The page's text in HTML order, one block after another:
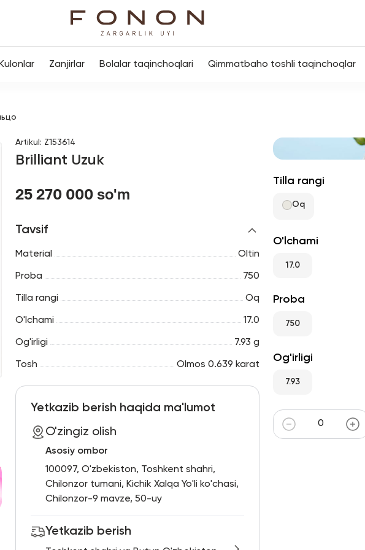
Kulonlar Zanjirlar Bolalar taqinchoqlari Qimmatbaho toshli taqinchoqlar
Artikul : Z153614
Brilliant Uzuk
25 270 000 so'm
Tavsif
Material Oltin
Proba 750
Tilla rangi Oq
O'lchami 17.0
Og'irligi 7.93 g
Tosh Olmos 0.639 karat
Yetkazib berish haqida ma'lumot
O'zingiz olish
Asosiy ombor
100097, O'zbekiston, Toshkent shahri,
Chilonzor tumani, Kichik Xalqa Yo'li ko'chasi,
Chilonzor-9 mavze, 50-uy
Yetkazib berish
Tilla rangi
Oq
O'lchami
17.0
Proba
750
Og'irligi
7.93